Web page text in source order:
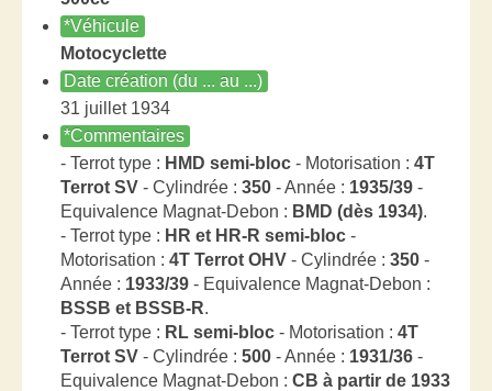
*Véhicule
Motocyclette
Date création (du ... au ...)
31 juillet 1934
*Commentaires
- Terrot type : HMD semi-bloc - Motorisation : 4T
Terrot SV - Cylindrée : 350 - Année : 1935/39 -
Equivalence Magnat-Debon : BMD (dès 1934).
- Terrot type : HR et HR-R semi-bloc -
Motorisation : 4T Terrot OHV - Cylindrée : 350 -
Année : 1933/39 - Equivalence Magnat-Debon :
BSSB et BSSB-R.
- Terrot type : RL semi-bloc - Motorisation : 4T
Terrot SV - Cylindrée : 500 - Année : 1931/36 -
Equivalence Magnat-Debon : CB à partir de 1933